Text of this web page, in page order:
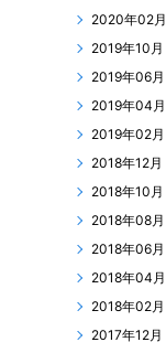
2020年02月
2019年10月
2019年06月
2019年04月
2019年02月
2018年12月
2018年10月
2018年08月
2018年06月
2018年04月
2018年02月
2017年12月